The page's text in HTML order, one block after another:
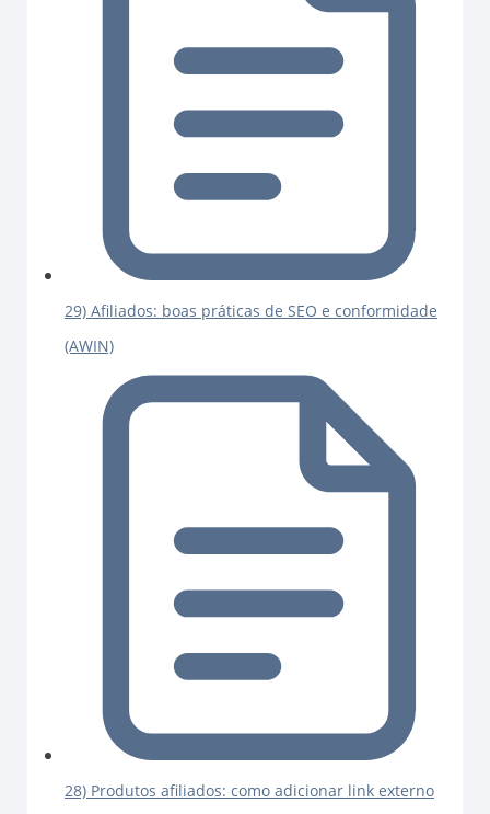
29) Afiliados: boas práticas de SEO e conformidade
(AWIN)
28) Produtos afiliados: como adicionar link externo